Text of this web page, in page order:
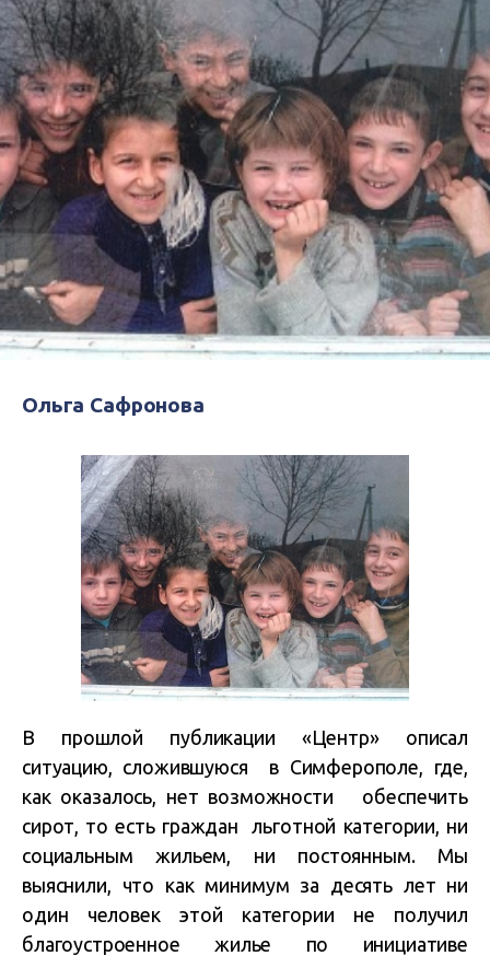
Ольга Сафронова
В прошлой публикации «Центр» описал
ситуацию, сложившуюся в Симферополе, где,
как оказалось, нет возможности обеспечить
сирот, то есть граждан льготной категории, ни
социальным жильем, ни постоянным. Мы
выяснили, что как минимум за десять лет ни
один человек этой категории не получил
благоустроенное жилье по инициативе